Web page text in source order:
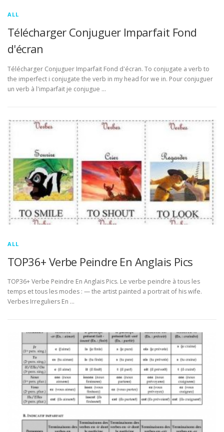
ALL
Télécharger Conjuguer Imparfait Fond
d'écran
Télécharger Conjuguer Imparfait Fond d'écran. To conjugate a verb to
the imperfect i conjugate the verb in my head for we in. Pour conjuguer
un verb à l'imparfait je conjugue …
ALL
TOP36+ Verbe Peindre En Anglais Pics
TOP36+ Verbe Peindre En Anglais Pics. Le verbe peindre à tous les
temps et tous les modes : — the artist painted a portrait of his wife.
Verbes Irreguliers En …